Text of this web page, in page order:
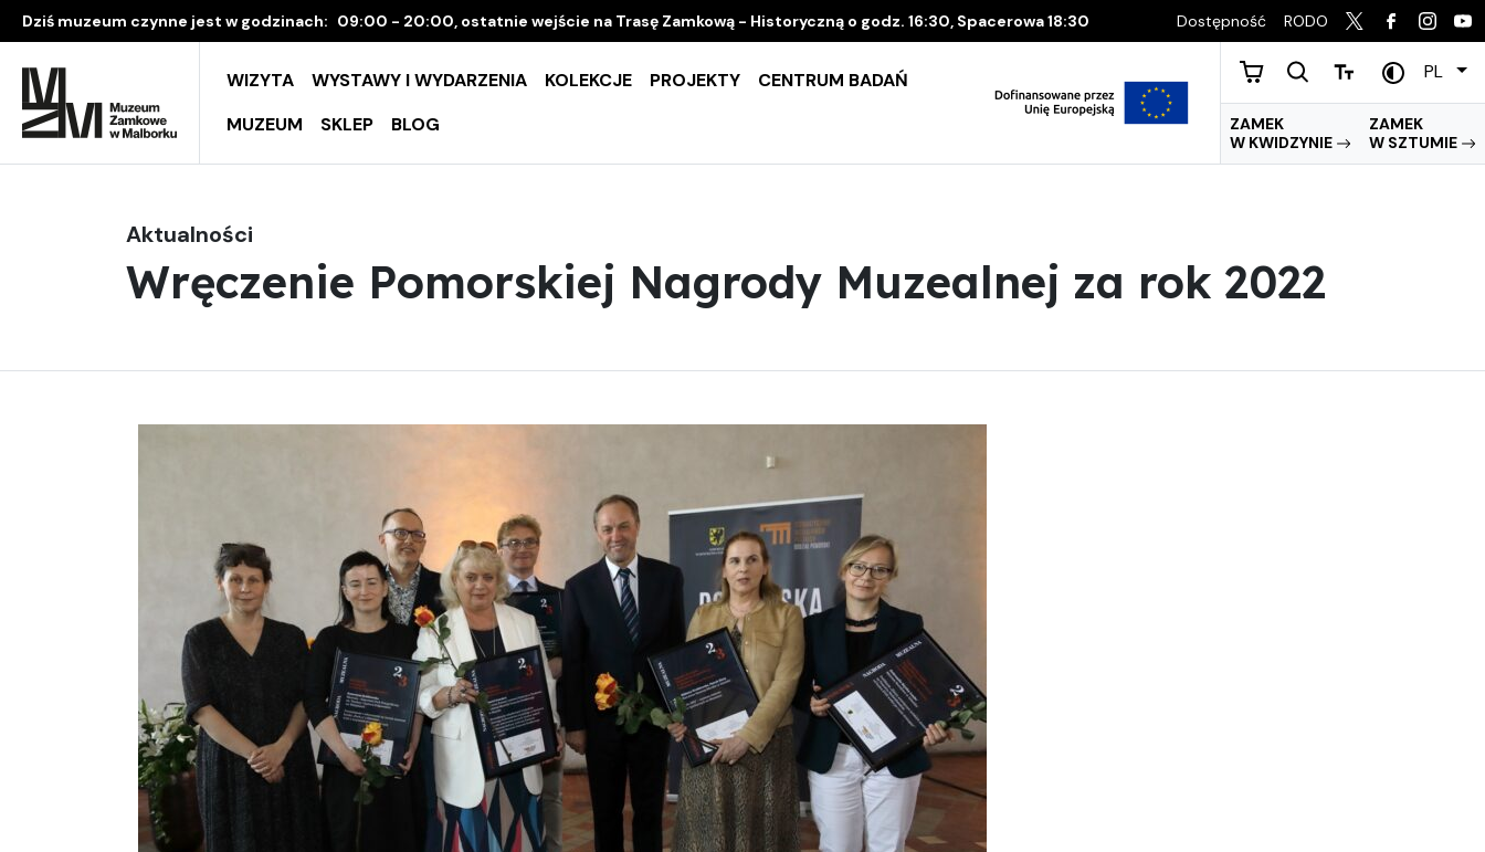
Dziś muzeum czynne jest w godzinach: 09:00 - 20:00, ostatnie wejście na Trasę Zamkową - Historyczną o godz. 16:30, Spacerowa 18:30 Dostępność RODO
WIZYTA WYSTAWY I WYDARZENIA KOLEKCJE PROJEKTY
CENTRUM BADAŃ
MUZEUM
SKLEP BLOG
PL
ZAMEK
W KWIDZYNIE
ZAMEK
W SZTUMIE
Aktualności
Wręczenie Pomorskiej Nagrody Muzealnej za rok 2022